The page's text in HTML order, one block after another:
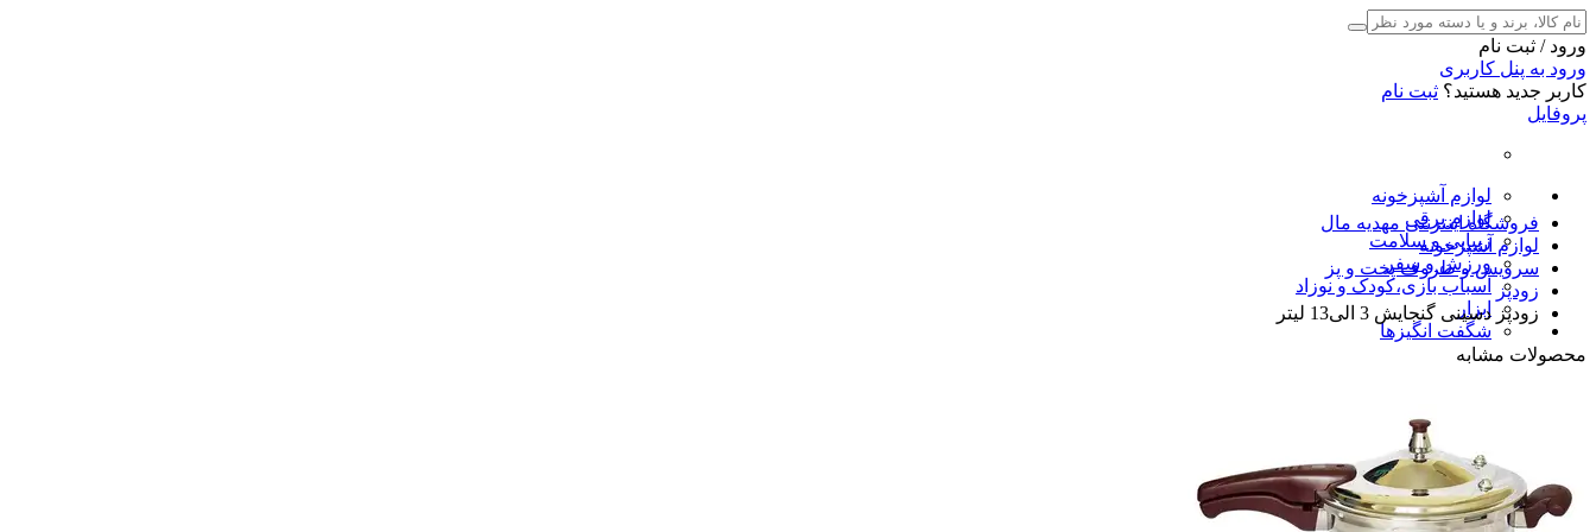
ورود / ثبت نام
ورود به پنل کاربری
کاربر جدید هستید؟ ثبت نام
پروفایل
لوازم آشپزخونه
لوازم برقی
زیبایی و سلامت
ورزش و سفر
اسباب بازی،کودک و نوزاد
ابزار
شگفت انگیزها
پارچ
فلاسک جفتی
کلمن آب کلمن آب
فلاسک تک فلاسک تک
کتری و قوری کتری و قوری
فروشگاه اینترنتی مهدیه مال
لوازم آشپزخونه
سرویس و ظروف پخت و پز
زودپز
زودپز دسینی گنجایش 3 الی13 لیتر
محصولات مشابه